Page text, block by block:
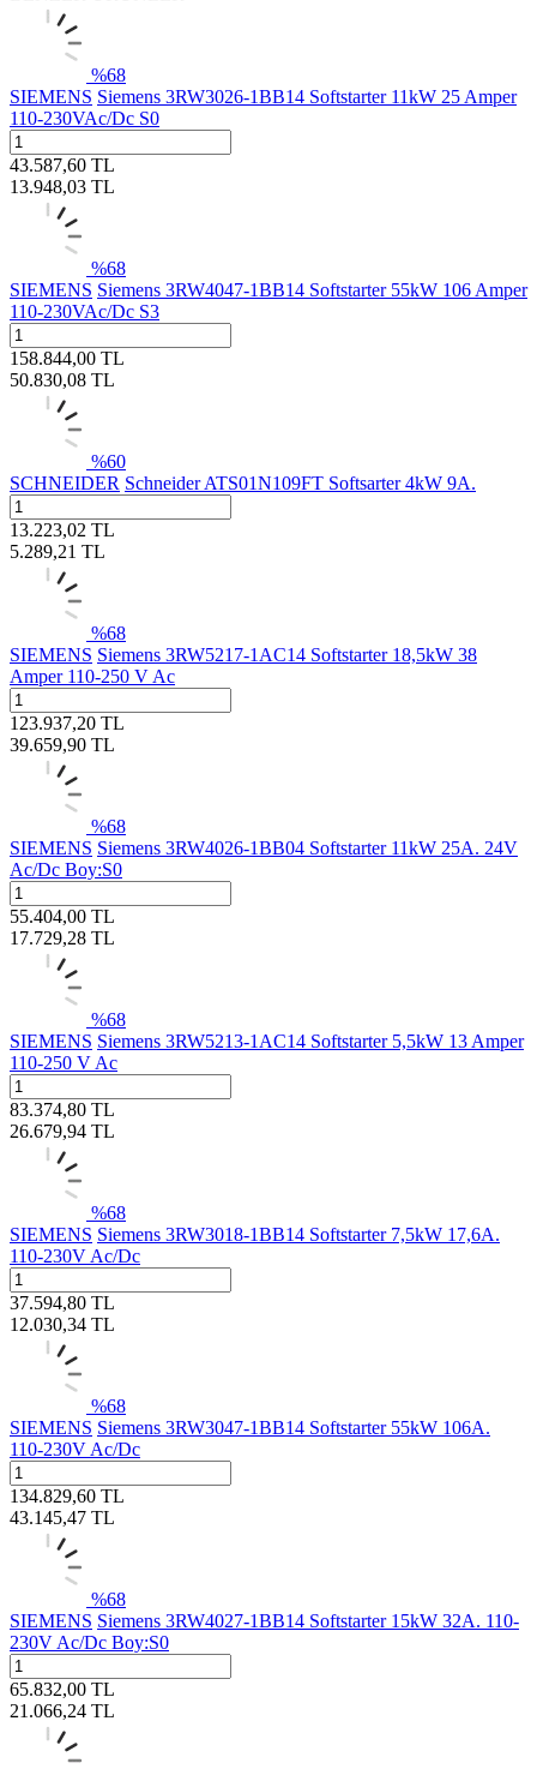
%68
SIEMENS Siemens 3RW3026-1BB14 Softstarter 11kW 25 Amper
110-230VAc/Dc S0
43.587,60 TL
13.948,03 TL
%68
SIEMENS Siemens 3RW4047-1BB14 Softstarter 55kW 106 Amper
110-230VAc/Dc S3
158.844,00 TL
50.830,08 TL
%60
SCHNEIDER Schneider ATS01N109FT Softsarter 4kW 9A.
13.223,02 TL
5.289,21 TL
%68
SIEMENS Siemens 3RW5217-1AC14 Softstarter 18,5kW 38
Amper 110-250 V Ac
123.937,20 TL
39.659,90 TL
%68
SIEMENS Siemens 3RW4026-1BB04 Softstarter 11kW 25A. 24V
Ac/Dc Boy:S0
55.404,00 TL
17.729,28 TL
%68
SIEMENS Siemens 3RW5213-1AC14 Softstarter 5,5kW 13 Amper
110-250 V Ac
83.374,80 TL
26.679,94 TL
%68
SIEMENS Siemens 3RW3018-1BB14 Softstarter 7,5kW 17,6A.
110-230V Ac/Dc
37.594,80 TL
12.030,34 TL
%68
SIEMENS Siemens 3RW3047-1BB14 Softstarter 55kW 106A.
110-230V Ac/Dc
134.829,60 TL
43.145,47 TL
%68
SIEMENS Siemens 3RW4027-1BB14 Softstarter 15kW 32A. 110-
230V Ac/Dc Boy:S0
65.832,00 TL
21.066,24 TL